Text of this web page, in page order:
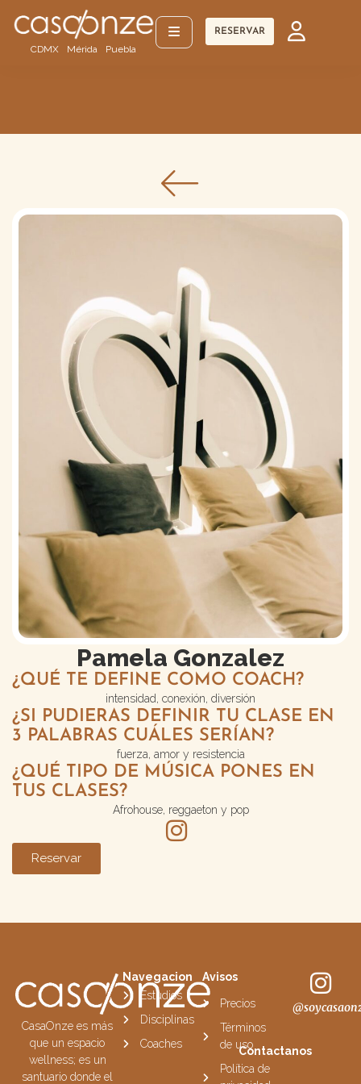
CDMX Mérida Puebla
RESERVAR
Pamela Gonzalez
¿QUÉ TE DEFINE COMO COACH?
intensidad, conexión, diversión
¿SI PUDIERAS DEFINIR TU CLASE EN
3 PALABRAS CUÁLES SERÍAN?
fuerza, amor y resistencia
¿QUÉ TIPO DE MÚSICA PONES EN
TUS CLASES?
Afrohouse, reggaeton y pop
Reservar
CasaOnze es más
que un espacio
wellness; es un
santuario donde el
Navegacion
Estudios
Disciplinas
Coaches
Avisos
Precios
Términos
de uso
Política de
Contactanos